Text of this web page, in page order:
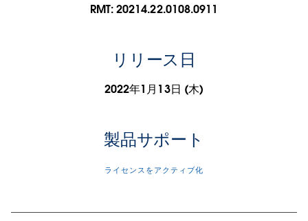
RMT: 20214.22.0108.0911
リリース日
2022年1月13日 (木)
製品サポート
ライセンスをアクティブ化